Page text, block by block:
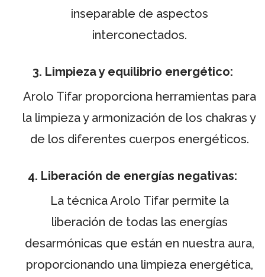
inseparable de aspectos
interconectados.
3. Limpieza y equilibrio energético:
Arolo Tifar proporciona herramientas para
la limpieza y armonización de los chakras y
de los diferentes cuerpos energéticos.
4. Liberación de energías negativas:
La técnica Arolo Tifar permite la
liberación de todas las energías
desarmónicas que están en nuestra aura,
proporcionando una limpieza energética,